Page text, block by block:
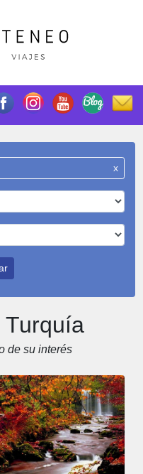
x
Turquía
de su interés